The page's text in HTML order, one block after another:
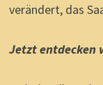
verändert, das
Jetzt entdecken